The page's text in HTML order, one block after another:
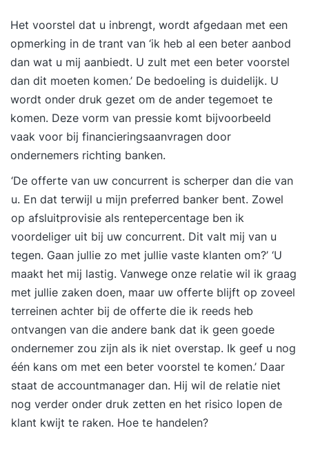
‘Onderhandelen Nieuwe Stijl’ leer je hoe je vanuit
psychologie, gedrag en communicatie
overtuigend en effectief onderhandelt. Iets voor
jou De training ‘Onderhandelen Nieuwe Stijl’ is
bedoeld voor accountmanagers, salesmanagers,
consultants en inkopers die hun
onderhandelingsvaardigheden willen verdiepen
en hun impact willen vergroten. Wat deze
training ‘Onderhandelen Nieuwe Stijl’ leer je
onderhandelen vanuit inzicht in gedrag en
psychologie. Je ontdekt hoe je invloed uitoefent,
weerstand doorbreekt en duurzame afspraken
maakt. Door de combinatie van theorie, oefening
en reflectie ervaar je direct welk effect jouw
manier van communiceren heeft op het
onderhandelingsresultaat. Deze opzet biedt
ruimte om strategieën te oefenen en direct te
vertalen naar je eigen praktijk. Voordelen van
deze tweedaagse opzet: Voor professionals die
hun onderhandelingsstijl willen versterken. Voor
directe toepassing van inzichten en technieken in
de praktijk. Voor meer zelfvertrouwen, invloed en
Het voorstel dat u inbrengt, wordt afgedaan met een
opmerking in de trant van ‘ik heb al een beter aanbod
dan wat u mij aanbiedt. U zult met een beter voorstel
dan dit moeten komen.’ De bedoeling is duidelijk. U
wordt onder druk gezet om de ander tegemoet te
komen. Deze vorm van pressie komt bijvoorbeeld
vaak voor bij financieringsaanvragen door
ondernemers richting banken.
‘De offerte van uw concurrent is scherper dan die van
u. En dat terwijl u mijn preferred banker bent. Zowel
op afsluitprovisie als rentepercentage ben ik
voordeliger uit bij uw concurrent. Dit valt mij van u
tegen. Gaan jullie zo met jullie vaste klanten om?’ ‘U
maakt het mij lastig. Vanwege onze relatie wil ik graag
met jullie zaken doen, maar uw offerte blijft op zoveel
terreinen achter bij de offerte die ik reeds heb
ontvangen van die andere bank dat ik geen goede
ondernemer zou zijn als ik niet overstap. Ik geef u nog
één kans om met een beter voorstel te komen.’ Daar
staat de accountmanager dan. Hij wil de relatie niet
nog verder onder druk zetten en het risico lopen de
klant kwijt te raken. Hoe te handelen?